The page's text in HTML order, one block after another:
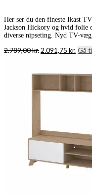
Her ser du den fineste Ikast
Jackson Hickory og hvid folie
diverse nipseting. Nyd TV-
2.789,00kr. Den
var:
2.091,75 kr. Den
er:
Gå